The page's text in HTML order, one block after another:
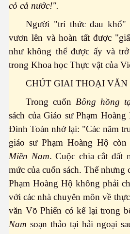
cỏ cả nước!".
Người "trí thức đau khổ"
vươn lên và hoàn tất được
như không thể được ấy và
trong Khoa học Thực vật của
CHÚT GIAI THOẠI VĂN
Trong cuốnBông hồng
sách của Giáo sư Phạm
Đình Toàn nhớ lại: "Các năm
giáo sư Phạm Hoàng Hộ còn
Miền Nam. Cuộc chia cắt đất
mức của cuốn sách. Thế nhưng
Phạm Hoàng Hộ không phải
với các nhà chuyên môn về
văn Võ Phiến có kể lại trong
Nam soạn thảo tại hải ngoại
- P 1
thời nay - Phần 1